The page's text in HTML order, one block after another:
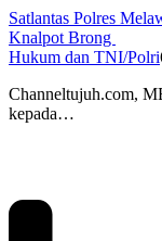
Satlantas Polres
Knalpot Brong
Hukum dan TNI/Polri
Channeltujuh.com,
kepada…